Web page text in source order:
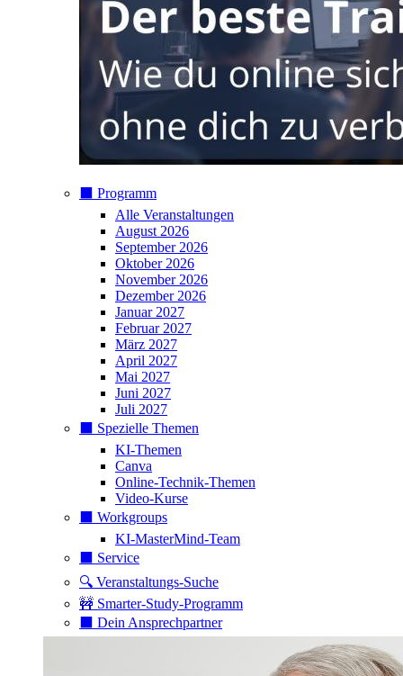
⬛️ Programm
Alle Veranstaltungen
August 2026
September 2026
Oktober 2026
November 2026
Dezember 2026
Januar 2027
Februar 2027
März 2027
April 2027
Mai 2027
Juni 2027
Juli 2027
⬛️ Spezielle Themen
KI-Themen
Canva
Online-Technik-Themen
Video-Kurse
⬛️ Workgroups
KI-MasterMind-Team
⬛️ Service
🔍 Veranstaltungs-Suche
🚧 Smarter-Study-Programm
⬛️ Dein Ansprechpartner